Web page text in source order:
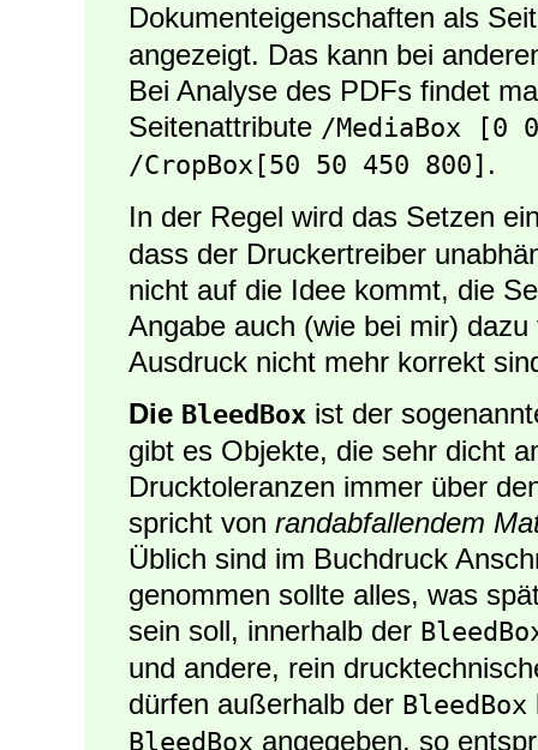
Dokumenteigenschaften als
angezeigt. Das kann bei
Bei Analyse des PDFs findet
Seitenattribute /MediaBox [0
/CropBox[50 50 450 800] .
In der Regel wird das Setzen
dass der Druckertreiber
nicht auf die Idee kommt, die
Angabe auch (wie bei mir)
Ausdruck nicht mehr korrekt
Die BleedBox ist der
gibt es Objekte, die sehr dicht
Drucktoleranzen immer über
spricht von randabfallendem
Üblich sind im Buchdruck
genommen sollte alles, was
sein soll, innerhalb der
und andere, rein
dürfen außerhalb der BleedBox
BleedBox angegeben, so